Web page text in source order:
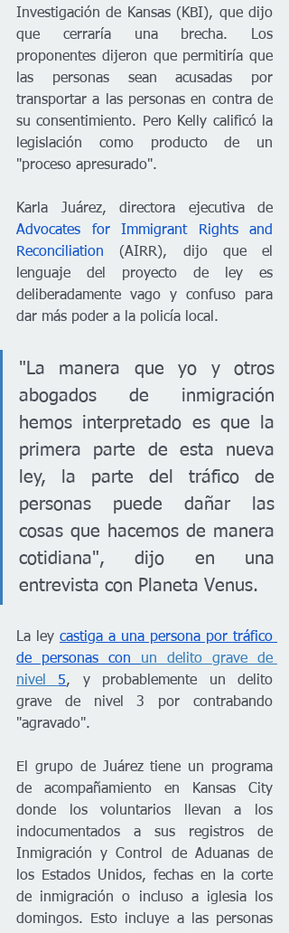
Investigación de Kansas (KBI), que dijo
que cerraría una brecha. Los
proponentes dijeron que permitiría que
las personas sean acusadas por
transportar a las personas en contra de
su consentimiento. Pero Kelly calificó la
legislación como producto de un
"proceso apresurado".
Advocates for Immigrant Rights and
Reconciliation (AIRR), dijo que el
lenguaje del proyecto de ley es
deliberadamente vago y confuso para
dar más poder a la policía local.
"La manera que yo y otros
abogados de inmigración
hemos interpretado es que la
primera parte de esta nueva
ley, la parte del tráfico de
personas puede dañar las
cosas que hacemos de manera
cotidiana", dijo en una
entrevista con Planeta Venus.
La ley castiga a una persona por tráfico
de personas con un delito grave de
nivel 5, y probablemente un delito
grave de nivel 3 por contrabando
"agravado".
El grupo de Juárez tiene un programa
de acompañamiento en Kansas City
donde los voluntarios llevan a los
indocumentados a sus registros de
Inmigración y Control de Aduanas de
los Estados Unidos, fechas en la corte
de inmigración o incluso a iglesia los
domingos. Esto incluye a las personas